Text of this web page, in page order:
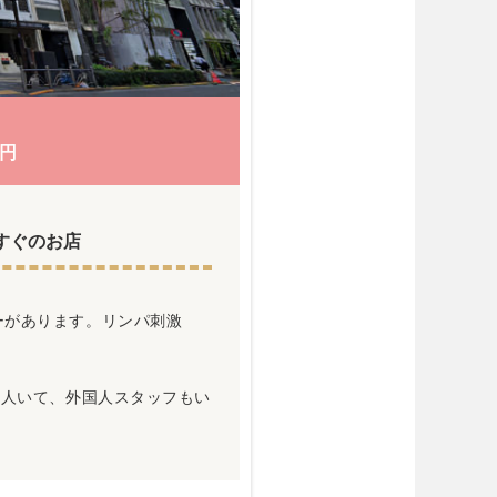
ぐのお店
あります。リンパ刺激
いて、外国人スタッフもい